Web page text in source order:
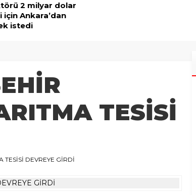
2 milyar dolar
Ankara’dan
istedi
TESİSİ
TESİSİ DEVREYE GİRDİ